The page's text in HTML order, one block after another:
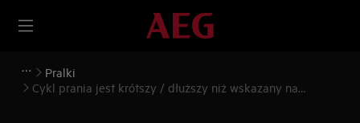
Pralki
Cykl prania jest krótszy / dłuższy niż wskazany na